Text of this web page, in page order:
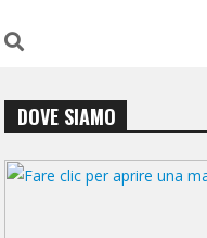
DOVE SIAMO